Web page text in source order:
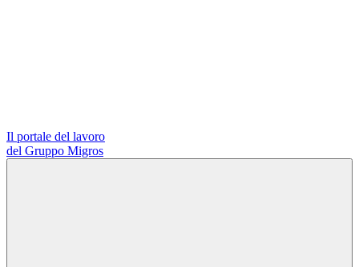
Il portale del lavoro
del Gruppo Migros